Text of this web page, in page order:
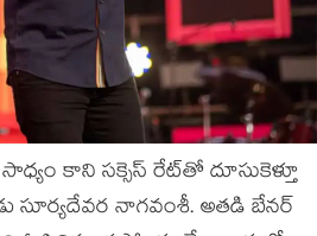
కాని సక్సెస్ రేట్‌తో దూసుకెళ్తూ
సూర్యదేవర నాగవంశీ. అతడి బేనర్